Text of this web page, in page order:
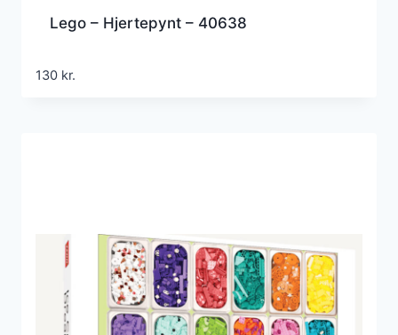
Lego – Hjertepynt – 40638
130 kr.